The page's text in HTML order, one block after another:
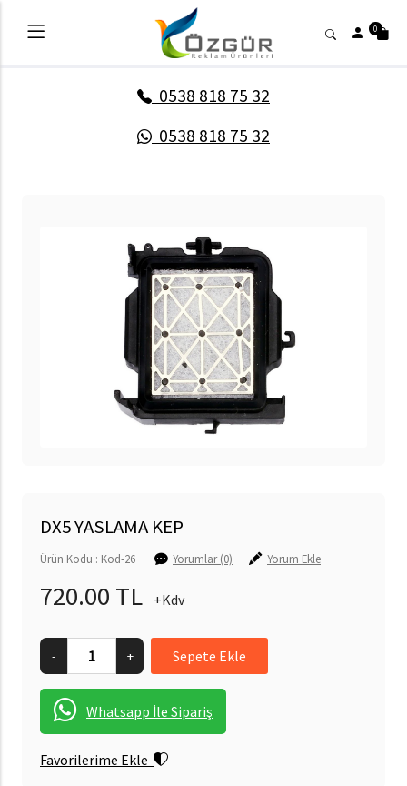
0
0538 818 75 32
0538 818 75 32
DX5 YASLAMA KEP
Ürün Kodu : Kod-26 Yorumlar (0) Yorum Ekle
720.00 TL +Kdv
- +
Whatsapp İle Sipariş
Favorilerime Ekle